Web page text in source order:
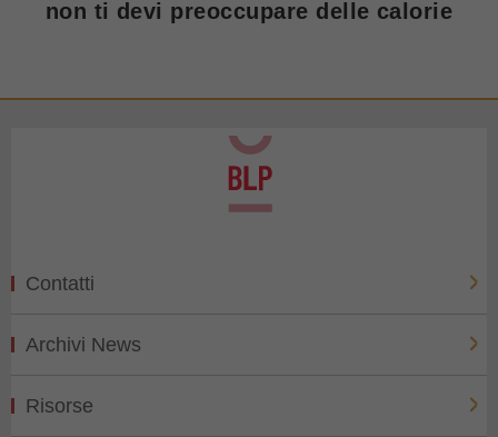
non ti devi preoccupare delle calorie
Contatti
Archivi News
Risorse